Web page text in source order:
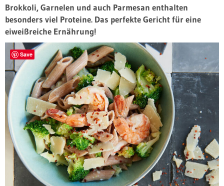
Brokkoli, Garnelen und auch Parmesan enthalten
besonders viel Proteine. Das perfekte Gericht für eine
eiweißreiche Ernährung!
Save